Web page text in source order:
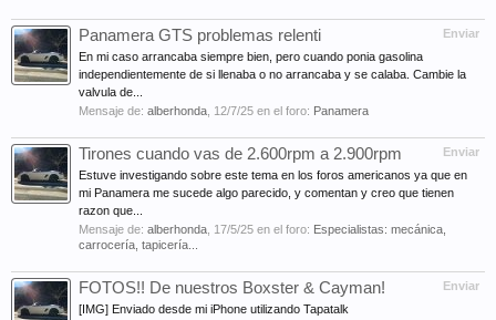
Enviar
Panamera GTS problemas relenti
En mi caso arrancaba siempre bien, pero cuando ponia gasolina
independientemente de si llenaba o no arrancaba y se calaba. Cambie la
valvula de...
Mensaje de: alberhonda 12/7/25 en el foro: Panamera
Enviar
Tirones cuando vas de 2.600rpm a 2.900rpm
Estuve investigando sobre este tema en los foros americanos ya que en
mi Panamera me sucede algo parecido, y comentan y creo que tienen
razon que...
Mensaje de: alberhonda 17/5/25 en el foro: Especialistas: mecánica,
carrocería, tapicería...
Enviar
FOTOS!! De nuestros Boxster & Cayman!
[IMG] Enviado desde mi iPhone utilizando Tapatalk